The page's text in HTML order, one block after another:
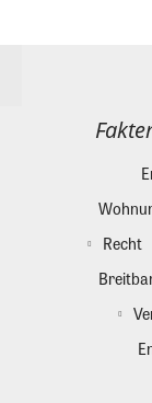
Recht